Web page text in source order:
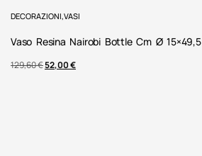
DECORAZIONI,VASI
Vaso Resina Nairobi Bottle Cm Ø 15×49,5
129,60€52,00€